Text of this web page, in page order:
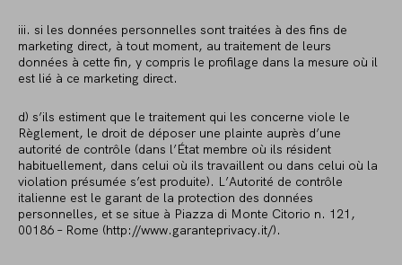
iii. si les données personnelles sont traitées à des fins de
marketing direct, à tout moment, au traitement de leurs
données à cette fin, y compris le profilage dans la mesure où il
est lié à ce marketing direct.
d) s’ils estiment que le traitement qui les concerne viole le
Règlement, le droit de déposer une plainte auprès d’une
autorité de contrôle (dans l’État membre où ils résident
habituellement, dans celui où ils travaillent ou dans celui où la
violation présumée s’est produite). L’Autorité de contrôle
italienne est le garant de la protection des données
personnelles, et se situe à Piazza di Monte Citorio n. 121,
00186 – Rome (http://www.garanteprivacy.it/).